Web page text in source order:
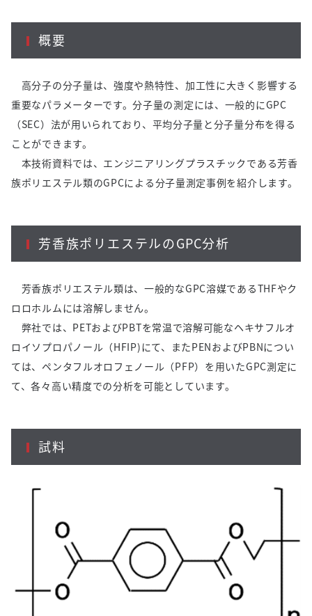
概要
高分子の分子量は、強度や熱特性、加工性に大きく影響する
重要なパラメーターです。分子量の測定には、一般的にGPC
（SEC）法が用いられており、平均分子量と分子量分布を得る
ことができます。
本技術資料では、エンジニアリングプラスチックである芳香
族ポリエステル類のGPCによる分子量測定事例を紹介します。
芳香族ポリエステルのGPC分析
芳香族ポリエステル類は、一般的なGPC溶媒であるTHFやク
ロロホルムには溶解しません。
弊社では、 PETおよびPBTを常温で溶解可能なヘキサフルオ
ロイソプロパノール（HFIP)にて、またPENおよびPBNについ
ては、ペンタフルオロフェノール（PFP）を用いたGPC測定に
て、各々高い精度での分析を可能としています。
試料